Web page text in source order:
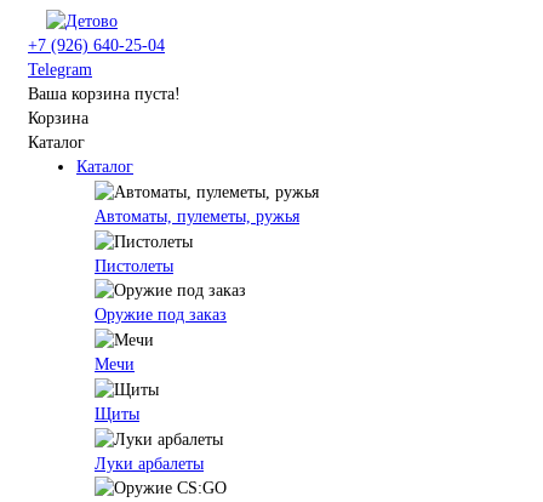
+7 (926) 640-25-04
Telegram
Ваша корзина пуста!
Корзина
Каталог
Каталог
Автоматы, пулеметы, ружья
Пистолеты
Оружие под заказ
Мечи
Щиты
Луки арбалеты